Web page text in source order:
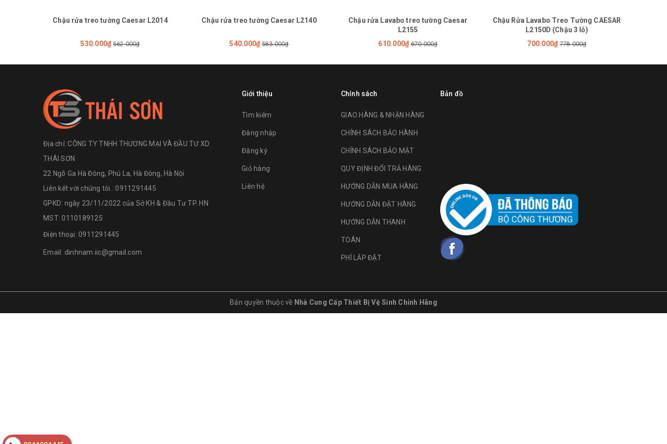
Chậu rửa treo tường Caesar L2014
530.000₫ 562.000₫
Chậu rửa treo tường Caesar L2140
540.000₫ 583.000₫
Chậu rửa Lavabo treo tường Caesar
L2155
610.000₫ 670.000₫
Chậu Rửa Lavabo Treo Tường CAESAR
L2150D (Chậu 3 lỗ)
700.000₫ 778.000₫
Địa chỉ:CÔNG TY TNHH THƯƠNG MẠI VÀ ĐẦU TƯ XD
THÁI SƠN
22 Ngõ Ga Hà Đông, Phú La, Hà Đông, Hà Nội
Liên kết với chúng tôi : 0911291445
GPKD: ngày 23/11/2022 của Sở KH & Đầu Tư TP. HN
MST: 0110189125
Điện thoại: 0911291445
Email: dinhnam.iic@gmail.com
Giới thiệu
Tìm kiếm
Đăng nhập
Đăng ký
Giỏ hàng
Liên hệ
Chính sách
GIAO HÀNG & NHẬN HÀNG
CHÍNH SÁCH BẢO HÀNH
CHÍNH SÁCH BẢO MẬT
QUY ĐỊNH ĐỔI TRẢ HÀNG
HƯỚNG DẪN MUA HÀNG
HƯỚNG DẪN ĐẶT HÀNG
HƯỚNG DẪN THANH
TOÁN
PHÍ LẮP ĐẶT
Bản đồ
Bản quyền thuộc về Nhà Cung Cấp Thiết Bị Vệ Sinh Chính Hãng